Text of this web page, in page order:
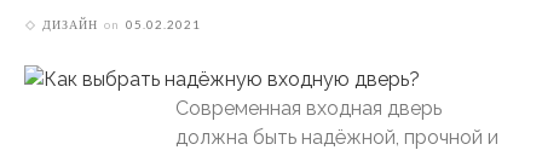
ДИЗАЙН on 05.02.2021
Современная входная дверь
должна быть надёжной, прочной и